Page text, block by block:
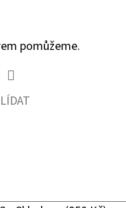
pomůžeme.